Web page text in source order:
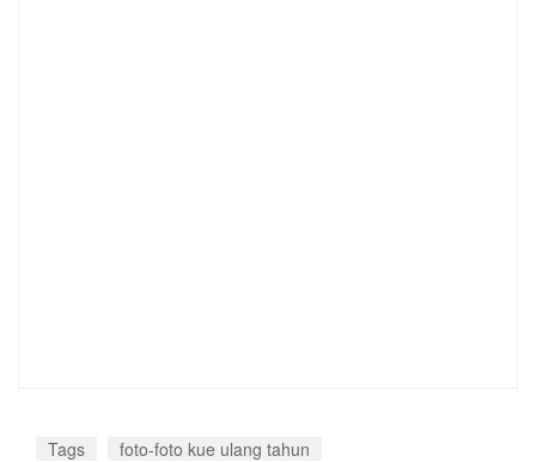
Tags
foto-foto kue ulang tahun